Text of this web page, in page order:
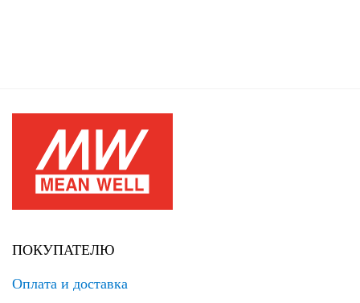
ПОКУПАТЕЛЮ
Оплата и доставка